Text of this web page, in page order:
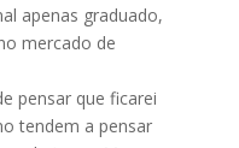
apenas graduado,
mercado de
pensar que ficarei
tendem a pensar